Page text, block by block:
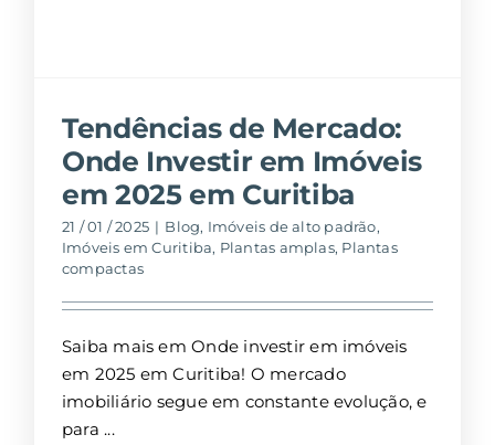
Tendências de Mercado:
Onde Investir em Imóveis
em 2025 em Curitiba
21 / 01 / 2025 | Blog, Imóveis de alto padrão,
Imóveis em Curitiba, Plantas amplas, Plantas
compactas
Saiba mais em Onde investir em imóveis
em 2025 em Curitiba! O mercado
imobiliário segue em constante evolução, e
para